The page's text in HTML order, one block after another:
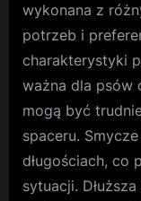
wykonana z
potrzeb i
charakterystyki
ważna dla psów
mogą być
spaceru.
długościach, co
sytuacji.